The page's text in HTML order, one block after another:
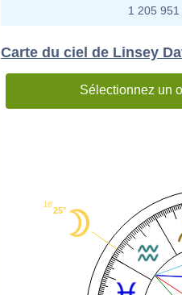
1 205
Carte du ciel de Linsey
Sélectionnez un
25°
18'